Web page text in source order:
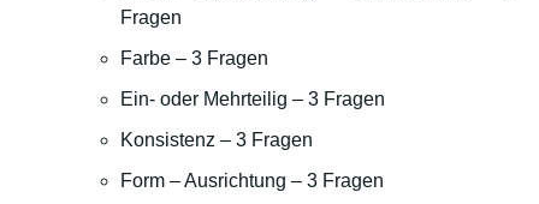
Fragen
Farbe – 3 Fragen
Ein- oder Mehrteilig – 3 Fragen
Konsistenz – 3 Fragen
Form – Ausrichtung – 3 Fragen